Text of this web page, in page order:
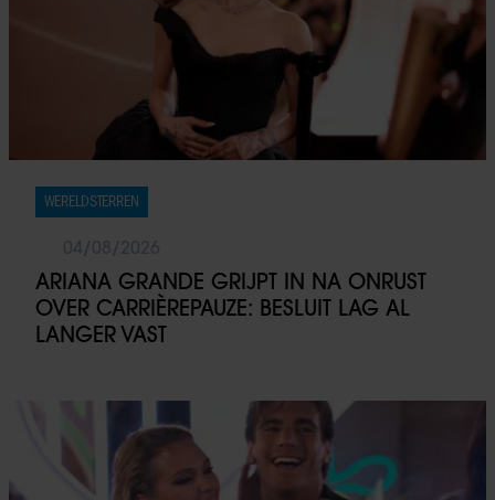
WERELDSTERREN
ARIANA GRANDE GRIJPT IN NA ONRUST
OVER CARRIÈREPAUZE: BESLUIT LAG AL
LANGER VAST